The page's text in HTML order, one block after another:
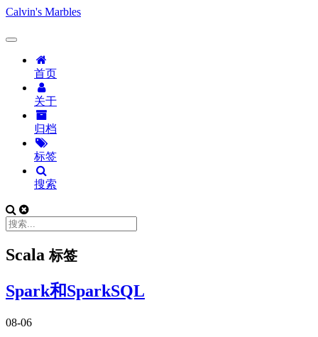
Calvin's Marbles
首页
关于
归档
标签
搜索
Scala标签
Spark和SparkSQL
08-06